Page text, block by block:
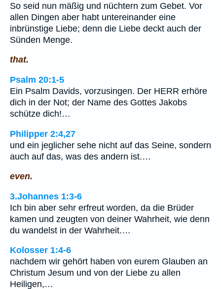
So seid nun mäßig und nüchtern zum Gebet. Vor
allen Dingen aber habt untereinander eine
inbrünstige Liebe; denn die Liebe deckt auch der
Sünden Menge.
that.
Psalm 20:1-5
Ein Psalm Davids, vorzusingen. Der HERR erhöre
dich in der Not; der Name des Gottes Jakobs
schütze dich!…
Philipper 2:4,27
und ein jeglicher sehe nicht auf das Seine, sondern
auch auf das, was des andern ist.…
even.
3.Johannes 1:3-6
Ich bin aber sehr erfreut worden, da die Brüder
kamen und zeugten von deiner Wahrheit, wie denn
du wandelst in der Wahrheit.…
Kolosser 1:4-6
nachdem wir gehört haben von eurem Glauben an
Christum Jesum und von der Liebe zu allen
Heiligen,…